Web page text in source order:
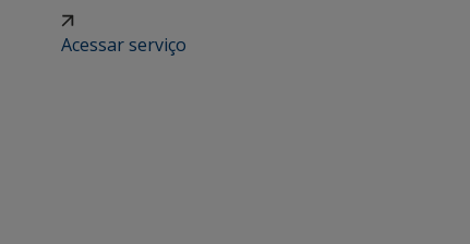
Acessar serviço